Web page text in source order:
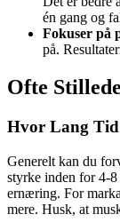
én gang og
Fokuser på
på.
Ofte
Hvor Lang Tid
Generelt kan du
styrke inden for 4-
ernæring. For
mere. Husk, at